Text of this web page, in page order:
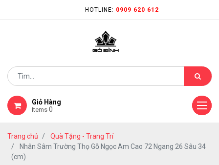
HOTLINE: 0909 620 612
Giỏ Hàng
Items 0
Trang chủ
Quà Tặng - Trang Trí
Nhân Sâm Trường Thọ Gỗ Ngọc Am Cao 72 Ngang 26 Sâu 34
(cm)